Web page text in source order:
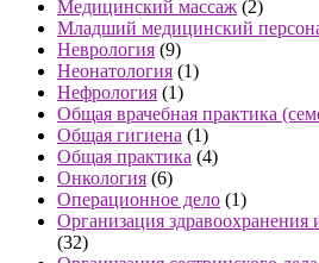
Медицинский массаж (2)
Младший медицинский
Неврология (9)
Неонатология (1)
Нефрология (1)
Общая врачебная практика
Общая гигиена (1)
Общая практика (4)
Онкология (6)
Операционное дело (1)
Организация здравоохранения
(32)